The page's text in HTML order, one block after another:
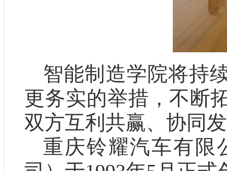
智能制造学院将持
更务实的举措，不断
双方互利共赢、协同
重庆铃耀汽车有限